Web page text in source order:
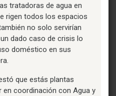
tratadoras de agua en
rigen todos los espacios
no solo servirían
dado caso de crisis lo
doméstico en sus
que estás plantas
en coordinación con Agua y